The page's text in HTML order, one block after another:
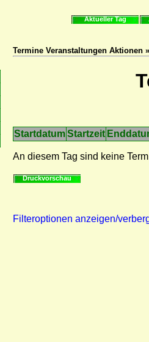
Aktueller Tag
Termine Veranstaltungen Aktionen
StartdatumStartzeit
An diesem Tag sind keine
Druckvorschau
Filteroptionen anzeigen/